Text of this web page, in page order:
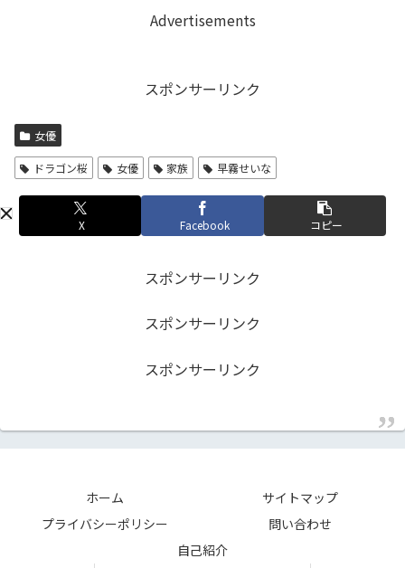
Advertisements
スポンサーリンク
女優
ドラゴン桜 女優 家族 早霧せいな
X Facebook コピー
スポンサーリンク
スポンサーリンク
スポンサーリンク
ホーム
サイトマップ
プライバシーポリシー
問い合わせ
自己紹介